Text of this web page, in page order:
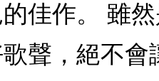
佳作。 雖
聲，絕不會